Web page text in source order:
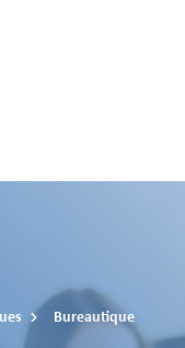
Bureautique